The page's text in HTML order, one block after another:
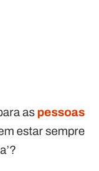
as pessoas
estar sempre